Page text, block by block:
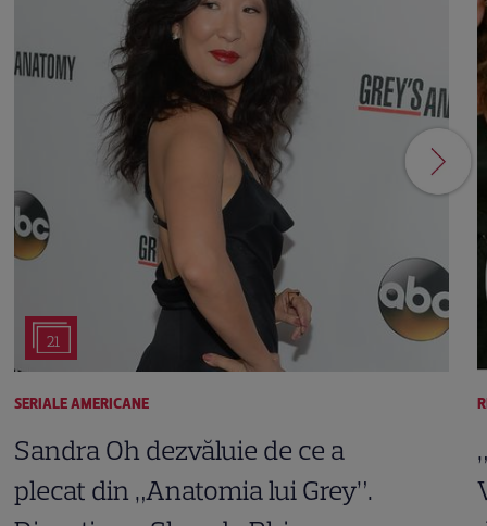
21
SERIALE AMERICANE
Sandra Oh dezvăluie de ce a
plecat din „Anatomia lui Grey”.